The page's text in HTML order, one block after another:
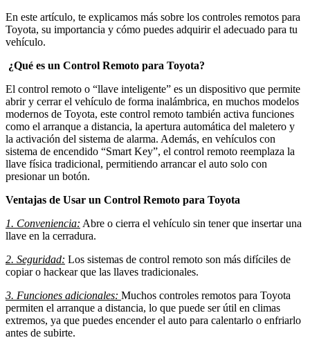
En este artículo, te explicamos más sobre los controles remotos para
Toyota, su importancia y cómo puedes adquirir el adecuado para tu
vehículo.
¿Qué es un Control Remoto para Toyota?
El control remoto o “llave inteligente” es un dispositivo que permite
abrir y cerrar el vehículo de forma inalámbrica, en muchos modelos
modernos de Toyota, este control remoto también activa funciones
como el arranque a distancia, la apertura automática del maletero y
la activación del sistema de alarma. Además, en vehículos con
sistema de encendido “Smart Key”, el control remoto reemplaza la
llave física tradicional, permitiendo arrancar el auto solo con
presionar un botón.
Ventajas de Usar un Control Remoto para Toyota
1. Conveniencia: Abre o cierra el vehículo sin tener que insertar una
llave en la cerradura.
2. Seguridad: Los sistemas de control remoto son más difíciles de
copiar o hackear que las llaves tradicionales.
3. Funciones adicionales: Muchos controles remotos para Toyota
permiten el arranque a distancia, lo que puede ser útil en climas
extremos, ya que puedes encender el auto para calentarlo o enfriarlo
antes de subirte.